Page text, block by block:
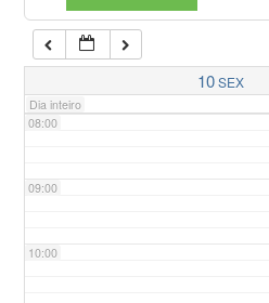
10SEX
Dia inteiro
07:00
08:00
09:00
10:00